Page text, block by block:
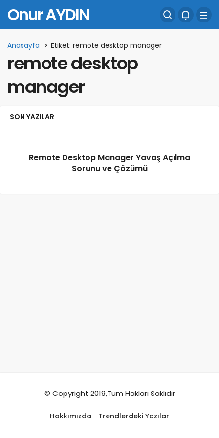
Onur AYDIN
Anasayfa Etiket: remote desktop manager
remote desktop
manager
SON YAZILAR
Remote Desktop Manager Yavaş Açılma
Sorunu ve Çözümü
© Copyright 2019,Tüm Hakları Saklıdır
Hakkımızda Trendlerdeki Yazılar